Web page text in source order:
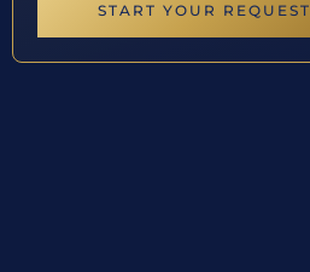
START YOUR REQUEST